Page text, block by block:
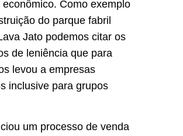
Como exemplo
do parque fabril
Jato podemos citar os
de leniência que para
levou a empresas
inclusive para grupos
um processo de venda